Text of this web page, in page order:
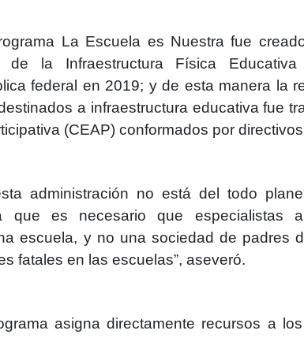
La Escuela es Nuestra fue
de la Infraestructura Física
federal en 2019; y de esta manera la
a infraestructura educativa fue
(CEAP) conformados por
administración no está del todo
que es necesario que especialistas
escuela, y no una sociedad de padres
fatales en las escuelas”, aseveró.
asigna directamente recursos a